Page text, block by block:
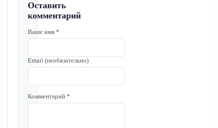
Оставить
комментарий
Ваше имя *
Email (необязательно)
Комментарий *